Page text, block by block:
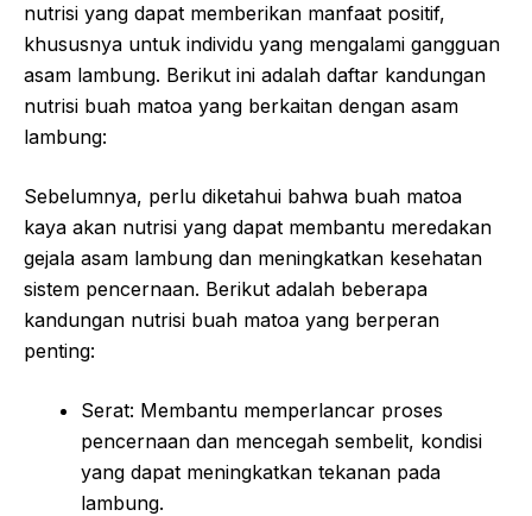
nutrisi yang dapat memberikan manfaat positif,
khususnya untuk individu yang mengalami gangguan
asam lambung. Berikut ini adalah daftar kandungan
nutrisi buah matoa yang berkaitan dengan asam
lambung:
Sebelumnya, perlu diketahui bahwa buah matoa
kaya akan nutrisi yang dapat membantu meredakan
gejala asam lambung dan meningkatkan kesehatan
sistem pencernaan. Berikut adalah beberapa
kandungan nutrisi buah matoa yang berperan
penting:
Serat: Membantu memperlancar proses
pencernaan dan mencegah sembelit, kondisi
yang dapat meningkatkan tekanan pada
lambung.